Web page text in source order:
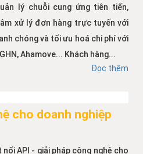
lý chuỗi cung ứng tiên tiến,
xử lý đơn hàng trực tuyến với
chóng và tối ưu hoá chi phí với
Ahamove... Khách hàng...
Đọc thêm
cho doanh nghiệp
API - giải pháp công nghệ cho